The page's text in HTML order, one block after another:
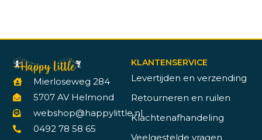
Mierloseweg 284
5707 AV Helmond
webshop@happylittle.nl
0492 78 58 65
KLANTENSERVICE
Levertijden en verzending
Retourneren en ruilen
Klachtenafhandeling
Veelgestelde vragen